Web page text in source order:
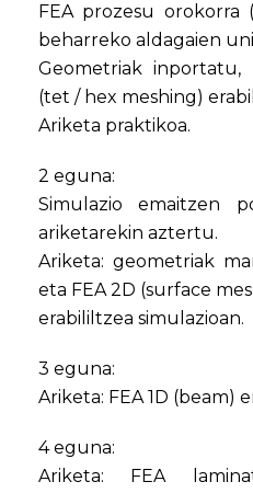
FEA prozesu orokorra
beharreko aldagaien
Geometriak
(tet / hex meshing)
Ariketa praktikoa.
2 eguna:
Simulazio emaitzen
ariketarekin aztertu.
Ariketa: geometriak
eta FEA 2D (surface
erabililtzea simulazioan.
3 eguna:
Ariketa: FEA 1D (beam)
4 eguna:
Ariketa: FEA